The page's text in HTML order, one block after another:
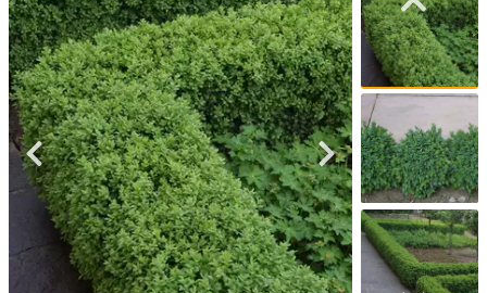
Zum vorigen Bild Zum nächsten Bild
Zum vorigen Bild